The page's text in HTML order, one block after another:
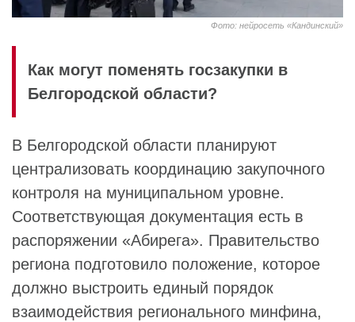
Фото: нейросеть «Кандинский»
Как могут поменять госзакупки в
Белгородской области?
В Белгородской области планируют
централизовать координацию закупочного
контроля на муниципальном уровне.
Соответствующая документация есть в
распоряжении «Абирега». Правительство
региона подготовило положение, которое
должно выстроить единый порядок
взаимодействия регионального минфина,